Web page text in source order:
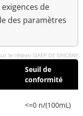
de
des paramètres
le réseau SIAEP DE SINCENY
Seuil de
conformité
<=0 n/(100mL)